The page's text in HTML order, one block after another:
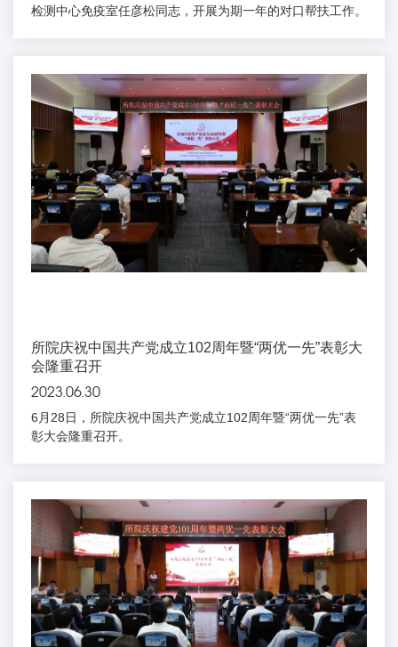
检测中心免疫室任彦松同志，开展为期一年的对口帮扶工作。
所院庆祝中国共产党成立102周年暨“两优一先”表彰大
会隆重召开
2023.06.30
6月28日，所院庆祝中国共产党成立102周年暨“两优一先”表
彰大会隆重召开。